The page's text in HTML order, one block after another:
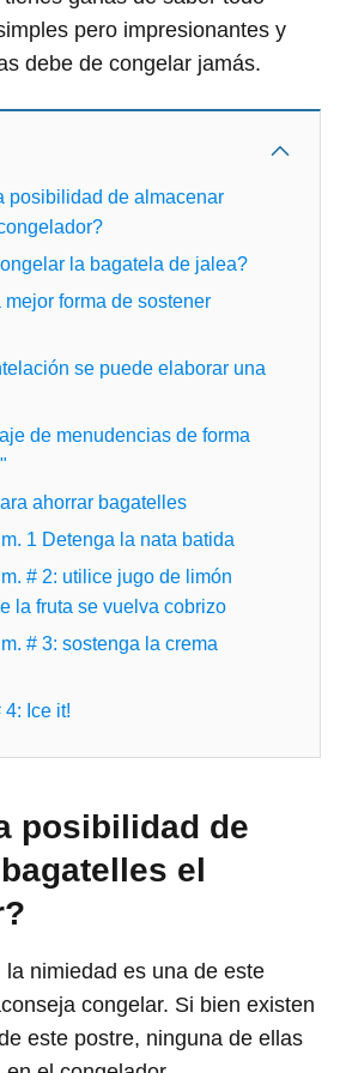
pero impresionantes y
debe de congelar jamás.
posibilidad de almacenar
la bagatela de jalea?
forma de sostener
se puede elaborar una
de menudencias de forma
ahorrar bagatelles
1 Detenga la nata batida
# 2: utilice jugo de limón
la fruta se vuelva cobrizo
# 3: sostenga la crema
Ice it!
posibilidad de
el
nimiedad es una de este
congelar. Si bien existen
este postre, ninguna de ellas